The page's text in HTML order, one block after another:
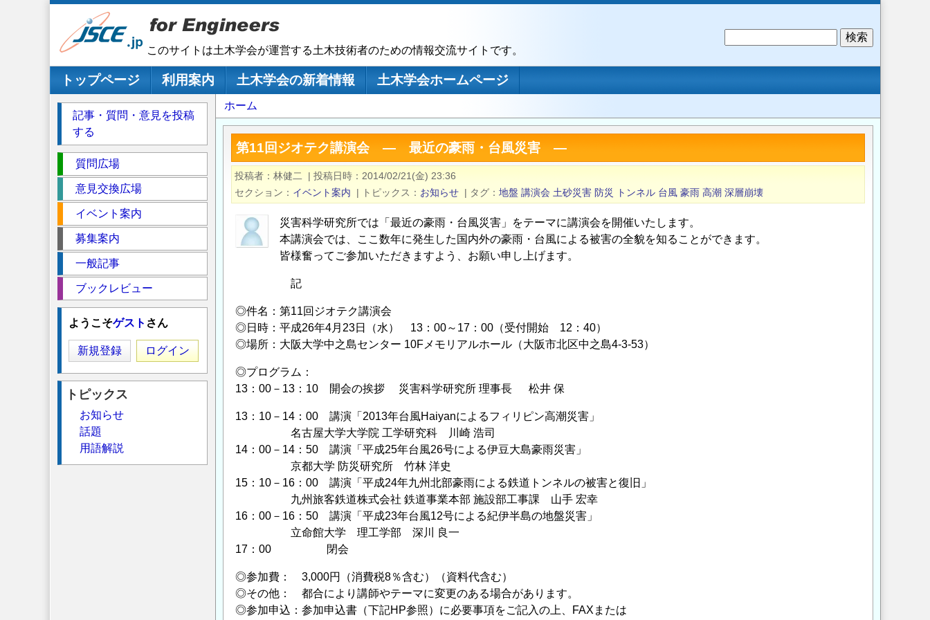
このサイトは土木学会が運営する土木技術者のための情報交流サイトです。
メインナビゲーション
トップページ 利用案内 土木学会の新着情報
土木学会ホームページ
パ
ン
く
ず
ホーム
第11回ジオテク講演会 ― 最近の豪雨・台風災害 ―
投稿者 林健二 | 投稿日時
2014/02/21(金) 23:36
セクション
イベント案内 | トピックス お知らせ | タグ 地盤 講演会 土砂災害 防災 トンネル 台風 豪雨 高潮 深層崩壊
災害科学研究所では「最近の豪雨・台風災害」をテーマに講演会を開催いたします。
本講演会では、ここ数年に発生した国内外の豪雨・台風による被害の全貌を知ることができます。
皆様奮ってご参加いただきますよう、お願い申し上げます。
記
◎件名：第11回ジオテク講演会
◎日時：平成26年4月23日（水） 13：00～17：00（受付開始 12：40）
◎場所：大阪大学中之島センター 10Fメモリアルホール（大阪市北区中之島4-3-53）
◎プログラム：
13：00－13：10 開会の挨拶 災害科学研究所 理事長 松井 保
13：10－14：00 講演「2013年台風Haiyanによるフィリピン高潮災害」
名古屋大学大学院 工学研究科 川崎 浩司
14：00－14：50 講演「平成25年台風26号による伊豆大島豪雨災害」
京都大学 防災研究所 竹林 洋史
15：10－16：00 講演「平成24年九州北部豪雨による鉄道トンネルの被害と復旧」
九州旅客鉄道株式会社 鉄道事業本部 施設部工事課 山手 宏幸
16：00－16：50 講演「平成23年台風12号による紀伊半島の地盤災害」
立命館大学 理工学部 深川 良一
17：00 閉会
◎参加費： 3,000円（消費税8％含む）（資料代含む）
◎その他： 都合により講師やテーマに変更のある場合があります。
◎参加申込：参加申込書（下記HP参照）に必要事項をご記入の上、FAXまたは
記事・質問・意見を投稿
する
ク
シ
質問広場
意見交換広場
イベント案内
募集案内
一般記事
ブックレビュー
ようこそゲスト さん
新規登録 ログイン
トピックス
お知らせ
話題
用語解説